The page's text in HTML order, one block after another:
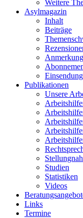
Weitere
Asylmagazin
Inhalt
Beiträge
Publikationen
Unsere
Studien
Statistiken
Videos
Links
Termine